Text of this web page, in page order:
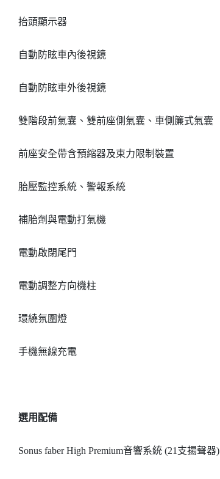
抬頭顯示器
自動防眩車內後視鏡
自動防眩車外後視鏡
雙階段前氣囊、雙前座側氣囊、車側簾式氣囊
前座安全帶含預縮器及束力限制裝置
胎壓監控系統、警報系統
補胎劑與電動打氣機
電動啟閉尾門
電動調整方向機柱
環繞氛圍燈
手機無線充電
選用配備
Sonus faber High Premium音響系統 (21支揚聲器)